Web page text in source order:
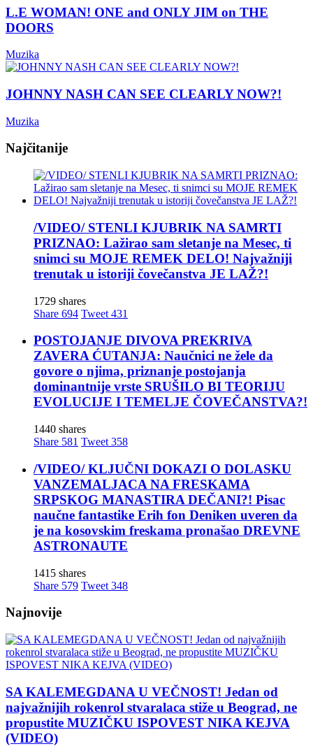
L.E WOMAN! ONE and ONLY JIM on THE
DOORS
Muzika
JOHNNY NASH CAN SEE CLEARLY NOW?!
Muzika
Najčitanije
/VIDEO/ STENLI KJUBRIK NA SAMRTI
PRIZNAO: Lažirao sam sletanje na Mesec, ti
snimci su MOJE REMEK DELO! Najvažniji
trenutak u istoriji čovečanstva JE LAŽ?!
1729 shares
Share 694 Tweet 431
POSTOJANJE DIVOVA PREKRIVA
ZAVERA ĆUTANJA: Naučnici ne žele da
govore o njima, priznanje postojanja
dominantnije vrste SRUŠILO BI TEORIJU
EVOLUCIJE I TEMELJE ČOVEČANSTVA?!
1440 shares
Share 581 Tweet 358
/VIDEO/ KLJUČNI DOKAZI O DOLASKU
VANZEMALJACA NA FRESKAMA
SRPSKOG MANASTIRA DEČANI?! Pisac
naučne fantastike Erih fon Deniken uveren da
je na kosovskim freskama pronašao DREVNE
ASTRONAUTE
1415 shares
Share 579 Tweet 348
Najnovije
SA KALEMEGDANA U VEČNOST! Jedan od
najvažnijih rokenrol stvaralaca stiže u Beograd, ne
propustite MUZIČKU ISPOVEST NIKA KEJVA
(VIDEO)